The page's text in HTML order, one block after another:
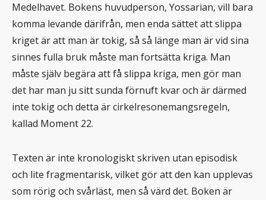
Medelhavet. Bokens huvudperson, Yossarian, vill bara
komma levande därifrån, men enda sättet att slippa
kriget är att man är tokig, så så länge man är vid sina
sinnes fulla bruk måste man fortsätta kriga. Man
måste själv begära att få slippa kriga, men gör man
det har man ju sitt sunda förnuft kvar och är därmed
inte tokig och detta är cirkelresonemangsregeln,
kallad Moment 22.
Texten är inte kronologiskt skriven utan episodisk
och lite fragmentarisk, vilket gör att den kan upplevas
som rörig och svårläst, men så värd det. Boken är